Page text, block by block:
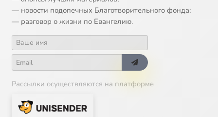
— новости подопечных Благотворительного фонда;
— разговор о жизни по Евангелию.
Рассылки осуществляются на платформе